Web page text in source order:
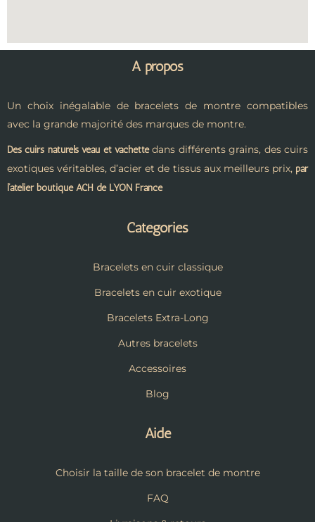
A propos
Un choix inégalable de bracelets de montre compatibles
avec la grande majorité des marques de montre.
Des cuirs naturels veau et vachettedans différents grains, des cuirs
exotiques véritables, d’acier et de tissus aux meilleurs prix, par
l’atelier boutique ACH de LYON France
Catégories
Bracelets en cuir classique
Bracelets en cuir exotique
Bracelets Extra-Long
Autres bracelets
Accessoires
Blog
Aide
Choisir la taille de son bracelet de montre
FAQ